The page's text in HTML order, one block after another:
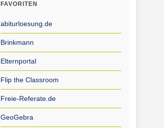
FAVORITEN
abiturloesung.de
Brinkmann
Elternportal
Flip the Classroom
Freie-Referate.de
GeoGebra